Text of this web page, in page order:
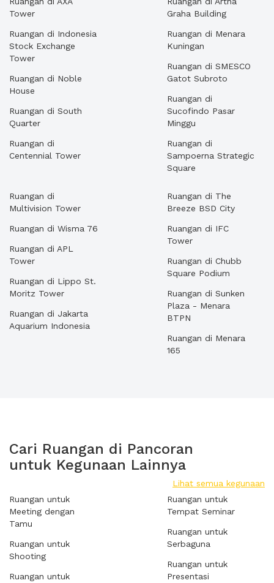
Tower
Ruangan di Indonesia
Stock Exchange
Tower
Ruangan di Noble
House
Ruangan di South
Quarter
Ruangan di
Centennial Tower
Graha Building
Ruangan di Menara
Kuningan
Ruangan di SMESCO
Gatot Subroto
Ruangan di
Sucofindo Pasar
Minggu
Ruangan di
Sampoerna Strategic
Square
Ruangan di
Multivision Tower
Ruangan di Wisma 76
Ruangan di APL
Tower
Ruangan di Lippo St.
Moritz Tower
Ruangan di Jakarta
Aquarium Indonesia
Ruangan di The
Breeze BSD City
Ruangan di IFC
Tower
Ruangan di Chubb
Square Podium
Ruangan di Sunken
Plaza - Menara
BTPN
Ruangan di Menara
165
Cari Ruangan di Pancoran
untuk Kegunaan Lainnya
Lihat semua kegunaan
Ruangan untuk
Meeting dengan
Tamu
Ruangan untuk
Shooting
Ruangan untuk
Ruangan untuk
Tempat Seminar
Ruangan untuk
Serbaguna
Ruangan untuk
Presentasi